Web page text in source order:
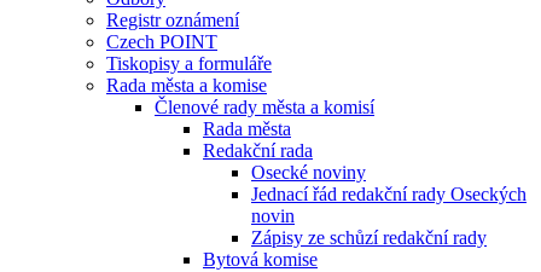
Registr oznámení
Czech POINT
Tiskopisy a formuláře
Rada města a komise
Členové rady města a komisí
Rada města
Redakční rada
Osecké noviny
Jednací řád redakční rady Oseckých
novin
Zápisy ze schůzí redakční rady
Bytová komise